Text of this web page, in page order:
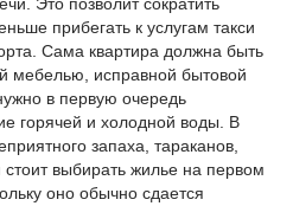
прибегать к услугам такси
Сама квартира должна быть
мебелью, исправной бытовой
в первую очередь
горячей и холодной воды. В
запаха, тараканов,
выбирать жилье на первом
оно обычно сдается